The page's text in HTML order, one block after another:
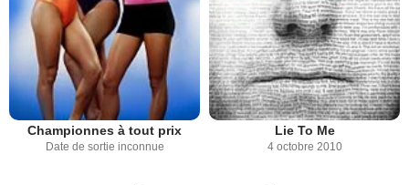
Championnes à tout prix
Date de sortie inconnue
Lie To Me
4 octobre 2010